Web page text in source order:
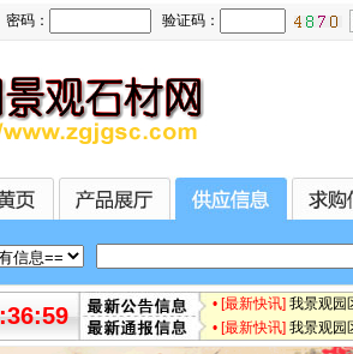
密码： 验证码：
• [最新快讯] 我景观园
• [最新快讯] 我景观园